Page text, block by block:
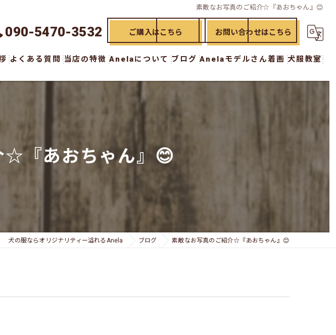
素敵なお写真のご紹介☆『あおちゃん』😊
090-5470-3532 ご購入はこちら お問い合わせはこちら
よくある質問 当店の特徴
オーダーメイド
ボトムス
Anelaについて ブログ Anelaモデルさん着画 犬服教室
☆『あおちゃん』😊
犬の服ならオリジナリティー溢れるAnela ブログ 素敵なお写真のご紹介☆『あおちゃん』😊